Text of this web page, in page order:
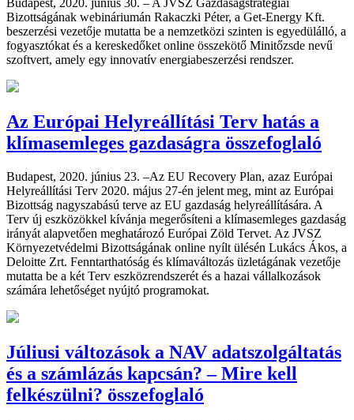
Budapest, 2020. június 30. – A JVSZ Gazdaságstratégiai
Bizottságának webináriumán Rakaczki Péter, a Get-Energy Kft.
beszerzési vezetője mutatta be a nemzetközi szinten is egyedülálló, a
fogyasztókat és a kereskedőket online összekötő Minitőzsde nevű
szoftvert, amely egy innovatív energiabeszerzési rendszer.
Az Európai Helyreállítási Terv hatás a
klímasemleges gazdaságra összefoglaló
Budapest, 2020. június 23. –Az EU Recovery Plan, azaz Európai
Helyreállítási Terv 2020. május 27-én jelent meg, mint az Európai
Bizottság nagyszabású terve az EU gazdaság helyreállítására. A
Terv új eszközökkel kívánja megerősíteni a klímasemleges gazdaság
irányát alapvetően meghatározó Európai Zöld Tervet. Az JVSZ
Környezetvédelmi Bizottságának online nyílt ülésén Lukács Ákos, a
Deloitte Zrt. Fenntarthatóság és klímaváltozás üzletágának vezetője
mutatta be a két Terv eszközrendszerét és a hazai vállalkozások
számára lehetőséget nyújtó programokat.
Júliusi változások a NAV adatszolgáltatás
és a számlázás kapcsán? – Mire kell
felkészülni? összefoglaló